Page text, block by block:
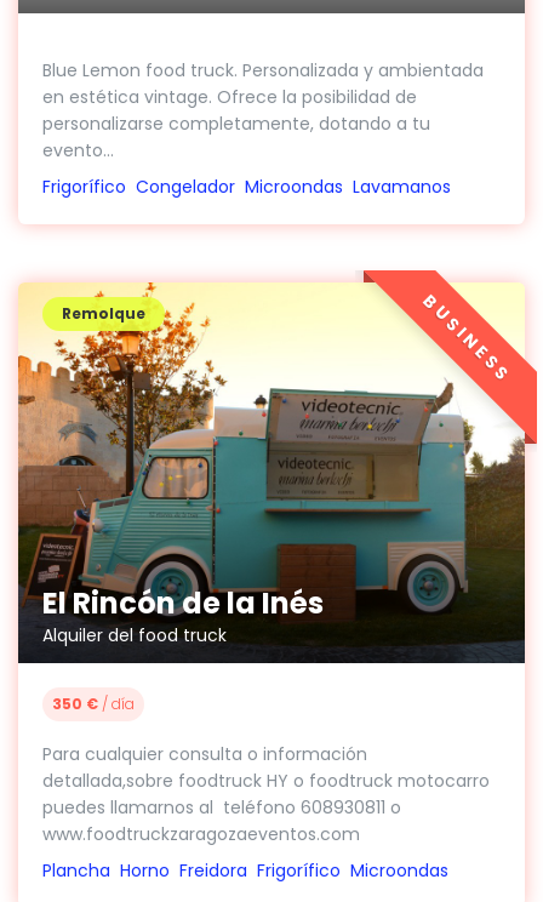
Blue Lemon food truck. Personalizada y ambientada
en estética vintage. Ofrece la posibilidad de
personalizarse completamente, dotando a tu
evento...
Frigorífico Congelador Microondas Lavamanos
El Rincón de la Inés
Alquiler del food truck
Remolque
350 € / día
Para cualquier consulta o información
detallada,sobre foodtruck HY o foodtruck motocarro
puedes llamarnos al teléfono 608930811 o
www.foodtruckzaragozaeventos.com
Plancha Horno Freidora Frigorífico Microondas
BUSINESS